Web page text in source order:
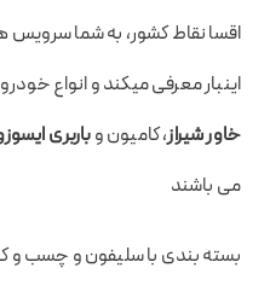
اقسا نقاط کشور، به شما
اینبار معرفی میکند و انواع
خاور شیراز، کامیون وباربری
می باشند
بسته بندی با سلیفون و چسب